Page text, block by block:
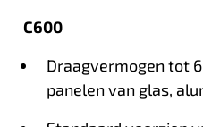
C600
Draagvermogen tot
panelen van glas,